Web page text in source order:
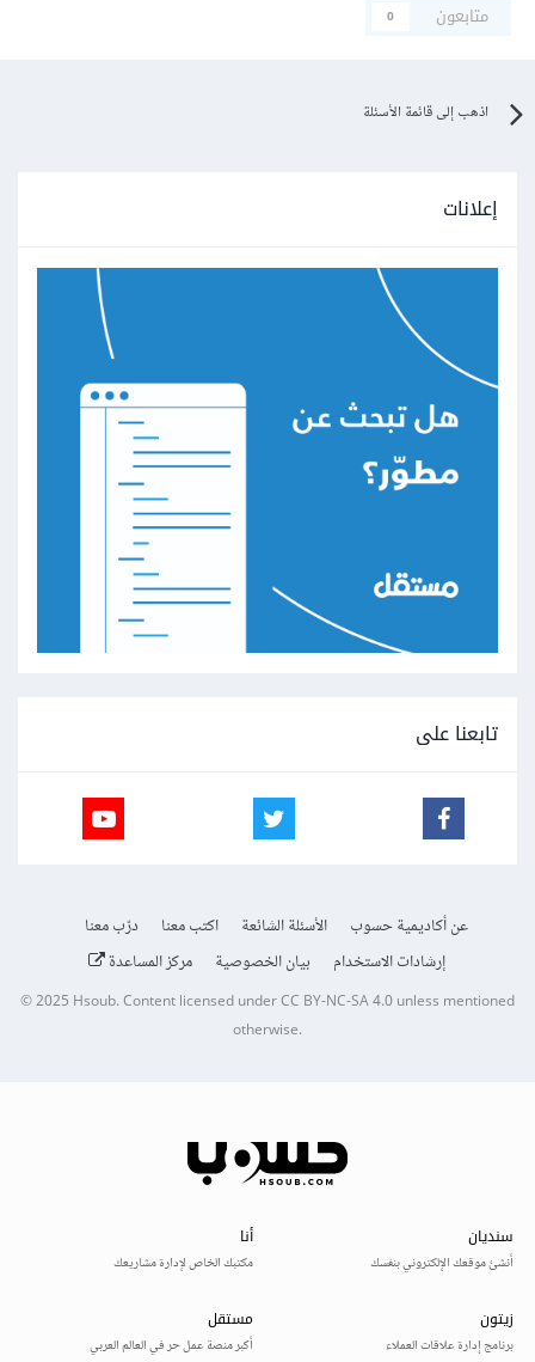
متابعون
0
اذهب إلى قائمة الأسئلة
إعلانات
تابعنا على
عن أكاديمية حسوب الأسئلة الشائعة اكتب معنا
درّب معنا
إرشادات الاستخدام
بيان الخصوصية مركز المساعدة
© 2025Hsoub.Content licensed underCC BY-NC-SA 4.0unless mentioned
otherwise.